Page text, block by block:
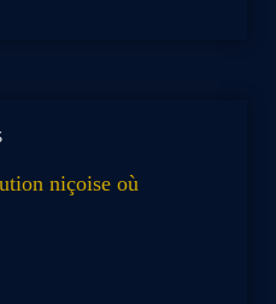
niçoise où